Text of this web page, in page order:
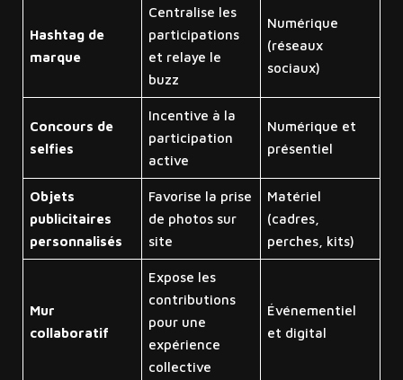
Hashtag de
marque
Centralise les
participations
et relaye le
buzz
Numérique
(réseaux
sociaux)
Concours de
selfies
Incentive à la
participation
active
Numérique et
présentiel
Objets
publicitaires
personnalisés
Favorise la prise
de photos sur
site
Matériel
(cadres,
perches, kits)
Mur
collaboratif
Expose les
contributions
pour une
expérience
collective
Événementiel
et digital